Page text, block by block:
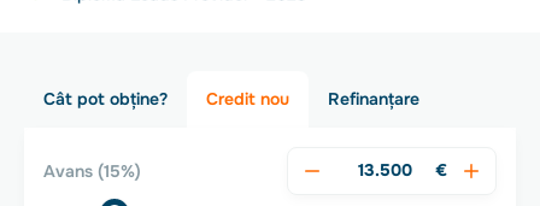
Cât pot obține? Credit nou Refinanțare
Avans (15%) €